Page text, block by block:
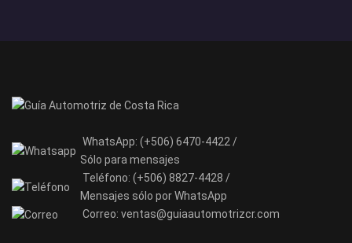
WhatsApp: (+506) 6470-4422 /
Sólo para mensajes
Teléfono: (+506) 8827-4428 /
Mensajes sólo por WhatsApp
Correo: ventas@guiaautomotrizcr.com